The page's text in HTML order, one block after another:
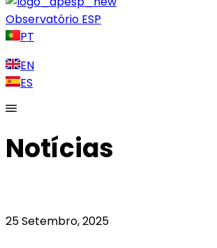
Observatório ESP
PT
EN
ES
Notícias
25 Setembro, 2025